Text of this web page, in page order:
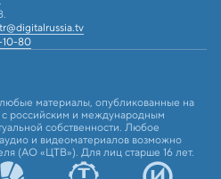
10-80
материалы, опубликованные на
российским и международным
собственности. Любое
и видеоматериалов возможно
(АО «ЦТВ»). Для лиц старше 16 лет.